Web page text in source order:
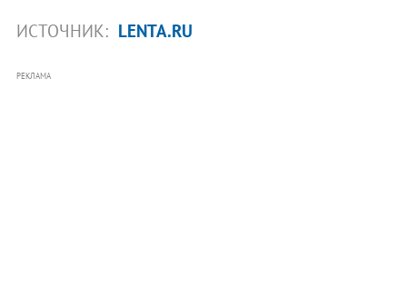
ИСТОЧНИК: LENTA.RU
РЕКЛАМА